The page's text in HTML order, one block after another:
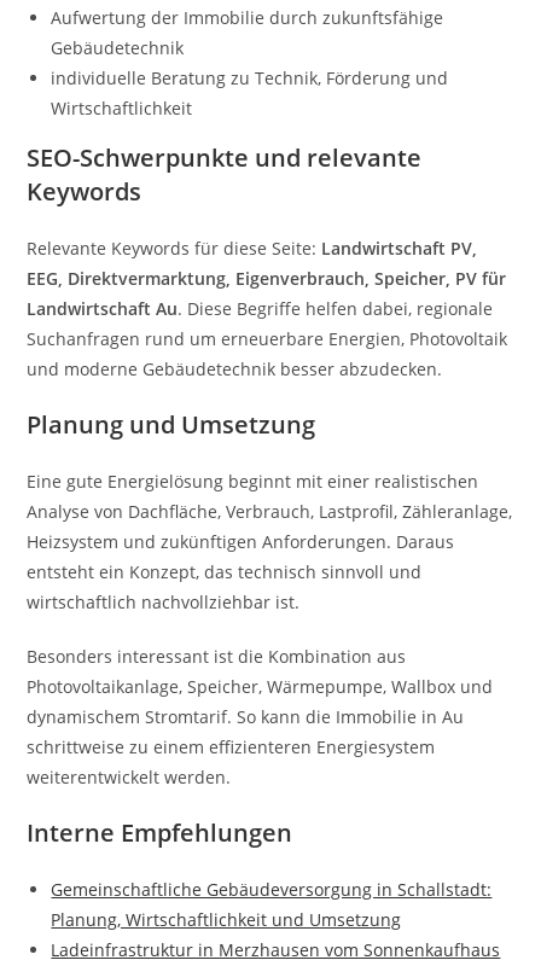
Aufwertung der Immobilie durch zukunftsfähige
Gebäudetechnik
individuelle Beratung zu Technik, Förderung und
Wirtschaftlichkeit
SEO-Schwerpunkte und relevante
Keywords
Relevante Keywords für diese Seite: Landwirtschaft PV,
EEG, Direktvermarktung, Eigenverbrauch, Speicher, PV für
Landwirtschaft Au. Diese Begriffe helfen dabei, regionale
Suchanfragen rund um erneuerbare Energien, Photovoltaik
und moderne Gebäudetechnik besser abzudecken.
Planung und Umsetzung
Eine gute Energielösung beginnt mit einer realistischen
Analyse von Dachfläche, Verbrauch, Lastprofil, Zähleranlage,
Heizsystem und zukünftigen Anforderungen. Daraus
entsteht ein Konzept, das technisch sinnvoll und
wirtschaftlich nachvollziehbar ist.
Besonders interessant ist die Kombination aus
Photovoltaikanlage, Speicher, Wärmepumpe, Wallbox und
dynamischem Stromtarif. So kann die Immobilie in Au
schrittweise zu einem effizienteren Energiesystem
weiterentwickelt werden.
Interne Empfehlungen
Gemeinschaftliche Gebäudeversorgung in Schallstadt:
Planung, Wirtschaftlichkeit und Umsetzung
Ladeinfrastruktur in Merzhausen vom Sonnenkaufhaus